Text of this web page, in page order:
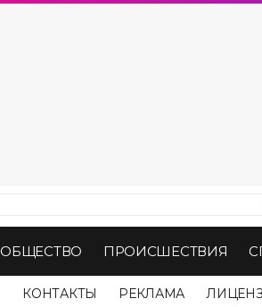
ОБЩЕСТВО ПРОИСШЕСТВИЯ
КОНТАКТЫ РЕКЛАМА